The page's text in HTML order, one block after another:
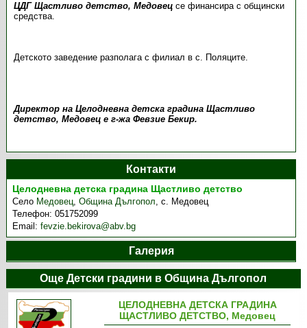
ЦДГ Щастливо детство, Медовецсе финансира с общински
средства.
Детското заведение разполага с филиал в с. Поляците.
Директор на Целодневна детска градина Щастливо
детство, Медовец е г-жа Февзие Бекир.
Контакти
Целодневна детска градина Щастливо детство
Село Медовец,Община Дългопол,с. Медовец
Телефон:051752099
Email:fevzie.bekirova@abv.bg
Галерия
Още Детски градини в Община Дългопол
ЦЕЛОДНЕВНА ДЕТСКА ГРАДИНА
ЩАСТЛИВО ДЕТСТВО, Медовец